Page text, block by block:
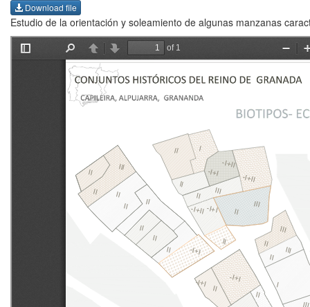
Download file
Estudio de la orientación y soleamiento de algunas manzanas